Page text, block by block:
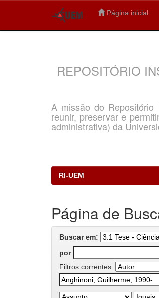
Página inicial
REPOSITÓRIO
A missão do
reunir, preservar e
administrativa) da
RI-UEM
Página de
Buscar em:
por
Filtros correntes: